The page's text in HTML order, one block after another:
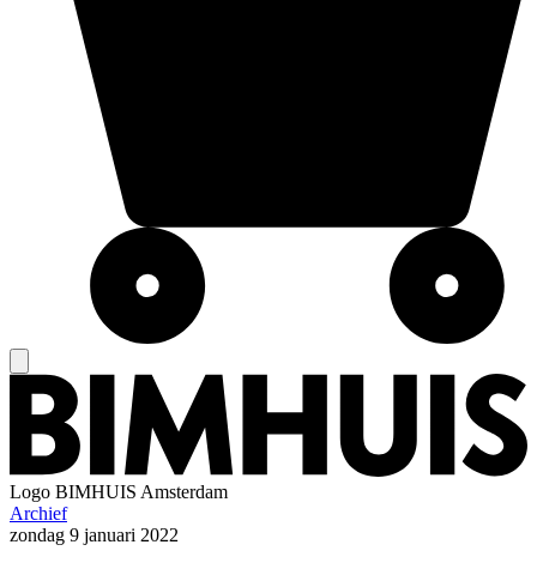
Logo BIMHUIS Amsterdam
Archief
zondag 9 januari 2022